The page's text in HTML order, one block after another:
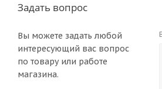
Задать вопрос
Вы можете задать любой
интересующий вас вопрос
по товару или работе
магазина.